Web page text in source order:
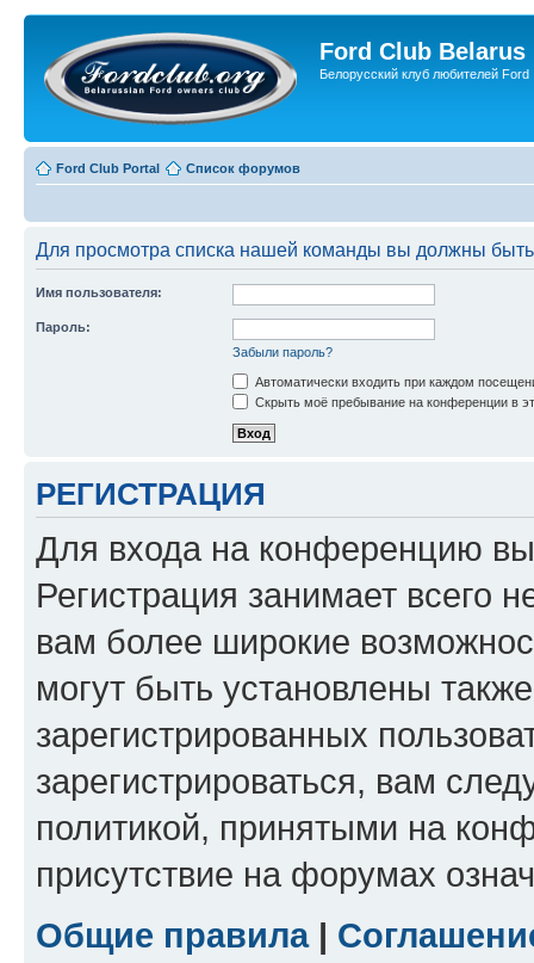
Ford Club Belarus
Белорусский клуб любителей Ford
Ford Club Portal Список форумов
Для просмотра списка нашей команды вы должны
Имя пользователя:
Пароль:
Забыли пароль?
Автоматически входить при каждом
Скрыть моё пребывание на конференции в
РЕГИСТРАЦИЯ
Для входа на конференцию
Регистрация занимает всего
вам более широкие
могут быть установлены
зарегистрированных
зарегистрироваться, вам
политикой, принятыми на
присутствие на форумах
Общие правила|